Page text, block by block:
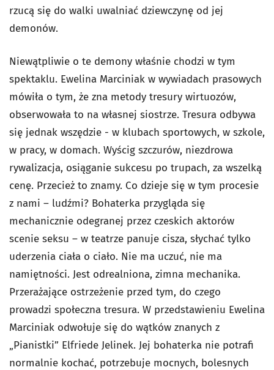
rzucą się do walki uwalniać dziewczynę od jej
demonów.
Niewątpliwie o te demony właśnie chodzi w tym
spektaklu. Ewelina Marciniak w wywiadach prasowych
mówiła o tym, że zna metody tresury wirtuozów,
obserwowała to na własnej siostrze. Tresura odbywa
się jednak wszędzie - w klubach sportowych, w szkole,
w pracy, w domach. Wyścig szczurów, niezdrowa
rywalizacja, osiąganie sukcesu po trupach, za wszelką
cenę. Przecież to znamy. Co dzieje się w tym procesie
z nami – ludźmi? Bohaterka przygląda się
mechanicznie odegranej przez czeskich aktorów
scenie seksu – w teatrze panuje cisza, słychać tylko
uderzenia ciała o ciało. Nie ma uczuć, nie ma
namiętności. Jest odrealniona, zimna mechanika.
Przerażające ostrzeżenie przed tym, do czego
prowadzi społeczna tresura. W przedstawieniu Ewelina
Marciniak odwołuje się do wątków znanych z
„Pianistki” Elfriede Jelinek. Jej bohaterka nie potrafi
normalnie kochać, potrzebuje mocnych, bolesnych